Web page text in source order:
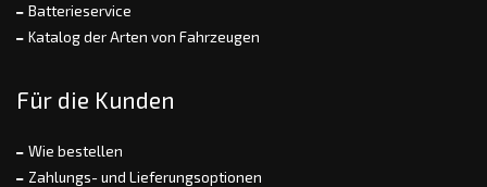
Batterieservice
Katalog der Arten von Fahrzeugen
Für die Kunden
Wie bestellen
Zahlungs- und Lieferungsoptionen